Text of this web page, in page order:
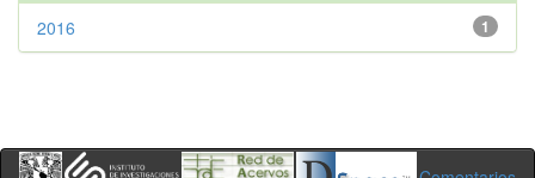
1
2016